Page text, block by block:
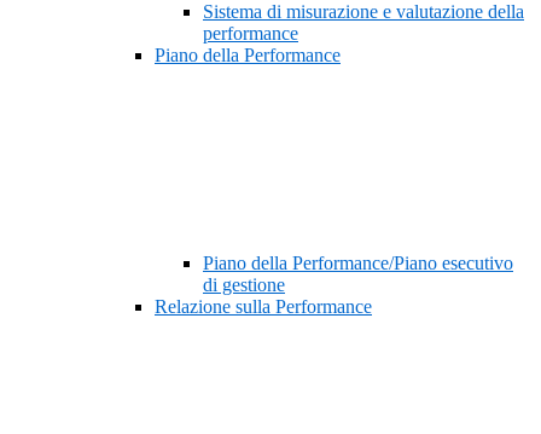
Sistema di misurazione e valutazione della
performance
Piano della Performance
Piano della Performance/Piano esecutivo
di gestione
Relazione sulla Performance